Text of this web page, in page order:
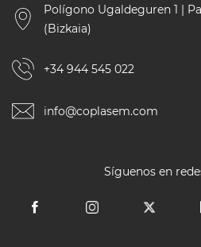
Polígono Ugaldeguren 1 |
(Bizkaia)
+34 944 545 022
info@coplasem.com
Síguenos en